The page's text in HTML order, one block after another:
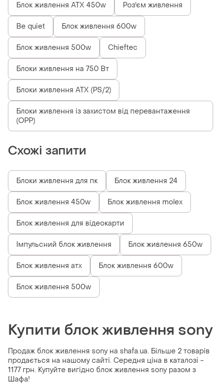
Блок живлення ATX 450w Роз'єм живлення
Be quiet Блок живлення 600w
Блок живлення 500w Chieftec
Блоки живлення на 750 Вт
Блоки живлення ATX (PS/2)
Блоки живлення із захистом від перевантаження
(OPP)
Схожі запити
Блоки живлення для пк Блок живлення 24
Блок живлення 450w Блок живлення molex
Блок живлення для відеокарти
Імпульсний блок живлення Блок живлення 650w
Блок живлення атх Блок живлення 600w
Блок живлення 500w
Купити блок живлення sony
Продаж блок живлення sony на shafa.ua. Більше 2 товарів
продається на нашому сайті. Середня ціна в каталозі -
1177 грн. Купуйте вигідно блок живлення sony разом з
Шафа!